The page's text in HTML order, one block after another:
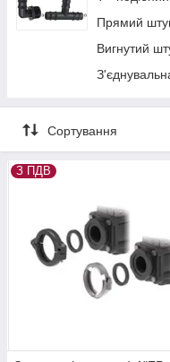
різьбою
Перехідний
Кільця
Заглушка
Прямий
Вигнутий
Сортування
З ПДВ